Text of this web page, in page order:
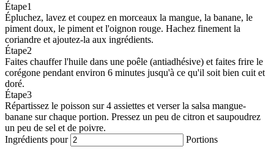
Étape1
Épluchez, lavez et coupez en morceaux la mangue, la banane, le
piment doux, le piment et l'oignon rouge. Hachez finement la
coriandre et ajoutez-la aux ingrédients.
Étape2
Faites chauffer l'huile dans une poêle (antiadhésive) et faites frire le
corégone pendant environ 6 minutes jusqu'à ce qu'il soit bien cuit et
doré.
Étape3
Répartissez le poisson sur 4 assiettes et verser la salsa mangue-
banane sur chaque portion. Pressez un peu de citron et saupoudrez
un peu de sel et de poivre.
Ingrédients pour
Portions